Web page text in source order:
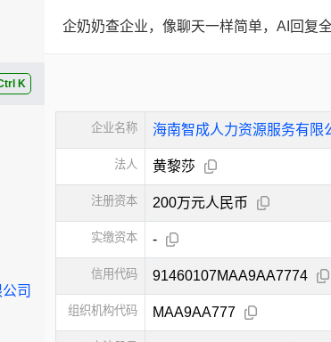
K
司
企奶奶查企业，像聊天一样简单，AI回复
企业名称 海南智成人力资源服务有限
法人 黄黎莎
注册资本 200万元人民币
实缴资本 -
信用代码 91460107MAA9AA7774
组织机构代码 MAA9AA777